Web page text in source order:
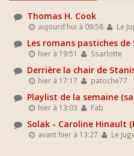
Thomas H. Cook
aujourd'hui à 09:58 Le
Les romans pastiches de
hier à 19:51 Ssarlotte
Derrière la chair de
hier à 17:17 patoche77
Playlist de la semaine
hier à 13:03 Fab
Solak - Caroline Hinault
avant hier à 13:27 Le